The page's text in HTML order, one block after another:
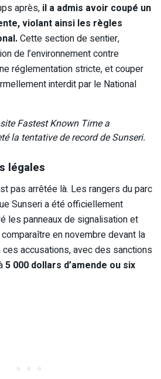
après, il a admis avoir coupé un
violant ainsi les règles
Cette section de sentier,
de l’environnement contre
réglementation stricte, et couper
interdit par le National
Fastest Known Time a
la tentative de record de Sunseri.
légales
pas arrêtée là. Les rangers du parc
Sunseri a été officiellement
les panneaux de signalisation et
en novembre devant la
accusations, avec des sanctions
5 000 dollars d’amende ou six